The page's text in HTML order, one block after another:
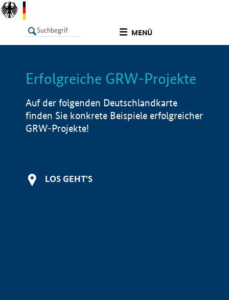
MENÜ
LISTE Info
Erfolgreiche GRW-Projekte
Auf der folgenden Deutschlandkarte
finden Sie konkrete Beispiele erfolgreicher
GRW-Projekte!
LOS GEHT'S